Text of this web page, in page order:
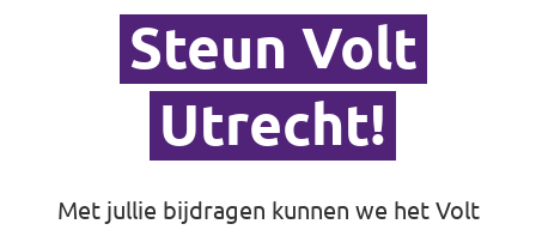
Steun Volt
Utrecht!
Met jullie bijdragen kunnen we het Volt